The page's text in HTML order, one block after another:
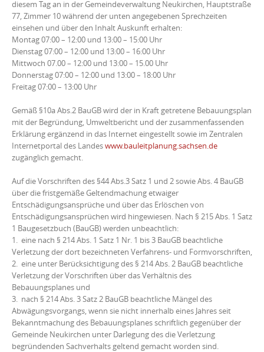
diesem Tag an in der Gemeindeverwaltung Neukirchen, Hauptstraße
77, Zimmer 10 während der unten angegebenen Sprechzeiten
einsehen und über den Inhalt Auskunft erhalten:
Montag 07:00 – 12:00 und 13:00 – 15:00 Uhr
Dienstag 07:00 – 12:00 und 13:00 – 16:00 Uhr
Mittwoch 07.00 – 12:00 und 13:00 – 15.00 Uhr
Donnerstag 07:00 – 12:00 und 13:00 – 18:00 Uhr
Freitag 07:00 – 13:00 Uhr
Gemäß §10a Abs.2 BauGB wird der in Kraft getretene Bebauungsplan
mit der Begründung, Umweltbericht und der zusammenfassenden
Erklärung ergänzend in das Internet eingestellt sowie im Zentralen
Internetportal des Landeswww.bauleitplanung.sachsen.de
zugänglich gemacht.
Auf die Vorschriften des §44 Abs.3 Satz 1 und 2 sowie Abs. 4 BauGB
über die fristgemäße Geltendmachung etwaiger
Entschädigungsansprüche und über das Erlöschen von
Entschädigungsansprüchen wird hingewiesen. Nach § 215 Abs. 1 Satz
1 Baugesetzbuch (BauGB) werden unbeachtlich:
1. eine nach § 214 Abs. 1 Satz 1 Nr. 1 bis 3 BauGB beachtliche
Verletzung der dort bezeichneten Verfahrens- und Formvorschriften,
2. eine unter Berücksichtigung des § 214 Abs. 2 BauGB beachtliche
Verletzung der Vorschriften über das Verhältnis des
Bebauungsplanes und
3. nach § 214 Abs. 3 Satz 2 BauGB beachtliche Mängel des
Abwägungsvorgangs, wenn sie nicht innerhalb eines Jahres seit
Bekanntmachung des Bebauungsplanes schriftlich gegenüber der
Gemeinde Neukirchen unter Darlegung des die Verletzung
begründenden Sachverhalts geltend gemacht worden sind.